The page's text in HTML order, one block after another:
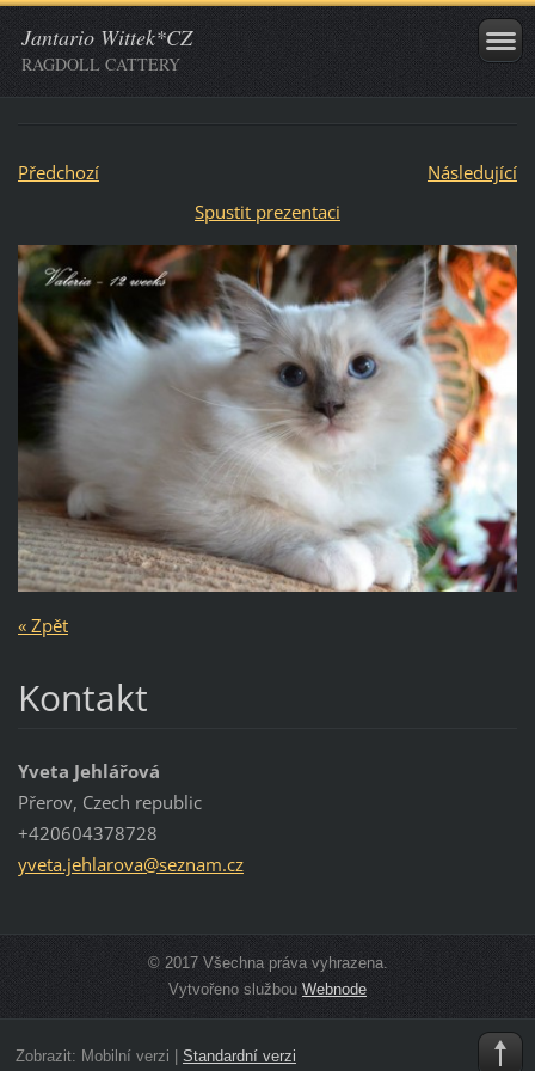
Jantario Wittek*CZ
RAGDOLL CATTERY
Předchozí
Následující
Spustit prezentaci
« Zpět
Kontakt
Yveta Jehlářová
Přerov, Czech republic
+420604378728
yveta.jehlarova@seznam.cz
© 2017 Všechna práva vyhrazena.
Vytvořeno službou Webnode
Zobrazit: Mobilní verzi Standardní verzi